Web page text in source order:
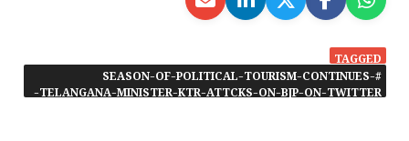
TAGGED
#SEASON-OF-POLITICAL-TOURISM-CONTINUES-
TELANGANA-MINISTER-KTR-ATTCKS-ON-BJP-ON-TWITTER-